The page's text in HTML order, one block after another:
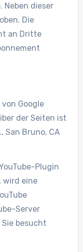
Neben dieser
Die
an Dritte
Google
der Seiten ist
San Bruno, CA
Plugin
wird eine
Server
besucht